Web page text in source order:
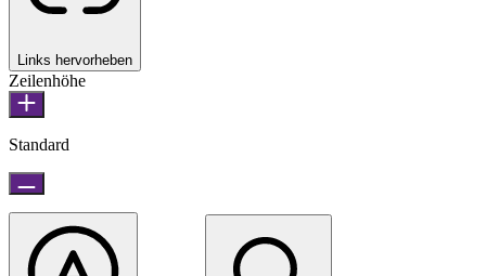
Links hervorheben
Zeilenhöhe
Standard